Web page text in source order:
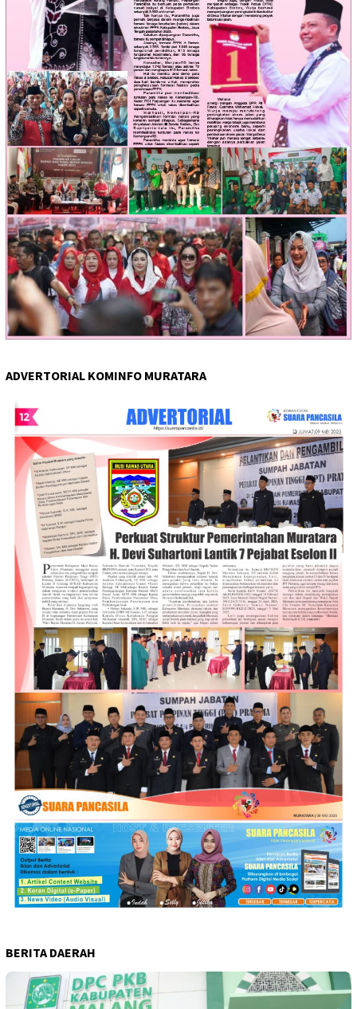
ADVERTORIAL KOMINFO MURATARA
BERITA DAERAH